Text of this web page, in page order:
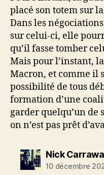
placé son totem sur
Dans les
sur celui-ci, elle
qu’il fasse tomber
Mais pour l’instant,
Macron, et comme il
possibilité de tous
formation d’une
garder quelqu’un de
on n’est pas prêt
Nick
10 décembre